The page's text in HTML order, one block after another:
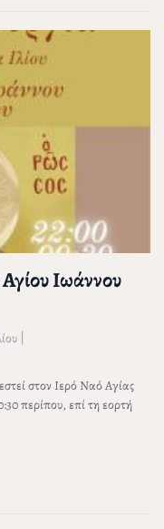
Ιωάννου
|
στον Ιερό Ναό Αγίας
περίπου, επί τη εορτή